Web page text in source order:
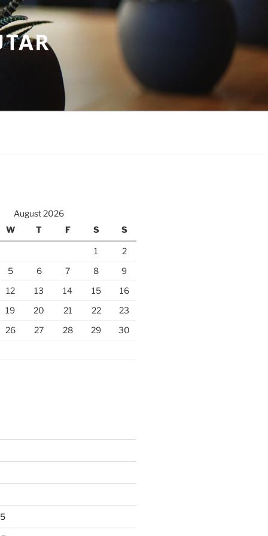
August 2026
W T F S S
1
2
5 6 7 8
9
12 13 14 15
16
19 20 21 22
23
26 27 28 29
30